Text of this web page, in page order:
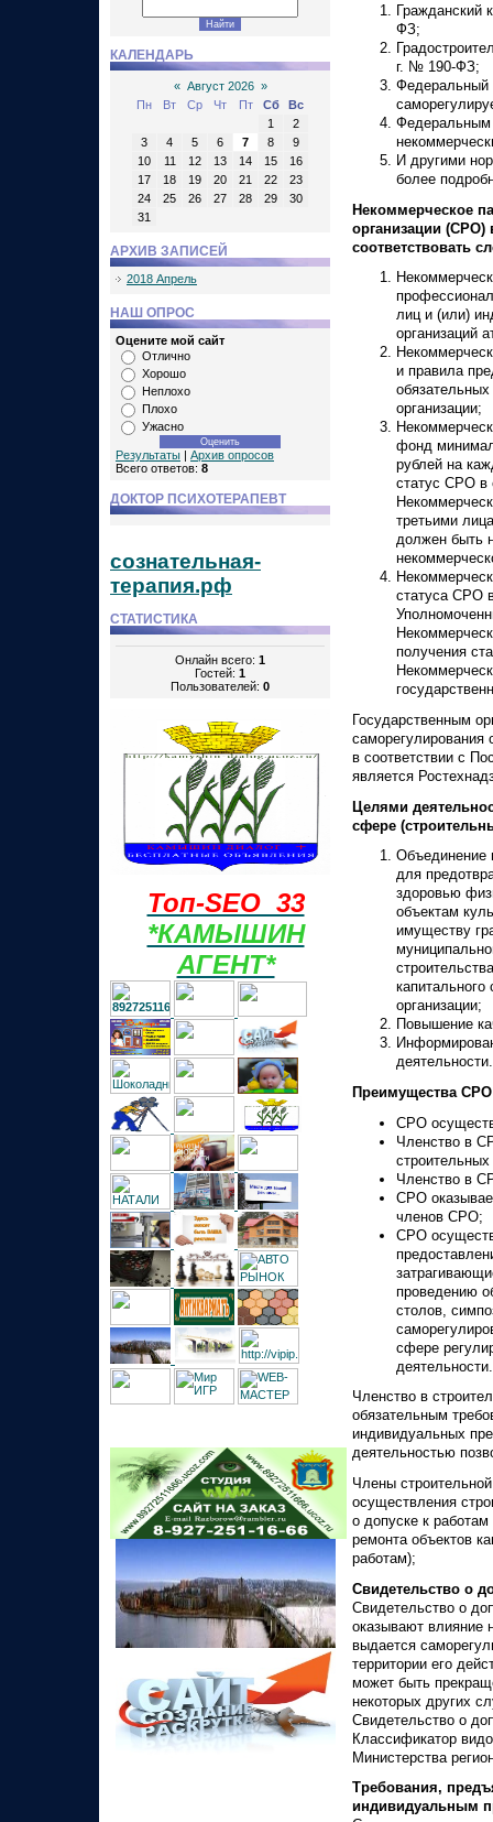
КАЛЕНДАРЬ
« Август 2026 »
Пн
Вт Ср Чт Пт Сб
Вс
1
2
3
4 5 6 7 8
9
10
11 12 13 14 15
16
17
18 19 20 21 22
23
24
25 26 27 28 29
30
31
АРХИВ ЗАПИСЕЙ
2018 Апрель
НАШ ОПРОС
Оцените мой сайт
Отлично
Хорошо
Неплохо
Плохо
Ужасно
Результаты | Архив опросов
Всего ответов: 8
ДОКТОР ПСИХОТЕРАПЕВТ
сознательная-
терапия.рф
СТАТИСТИКА
Онлайн всего: 1
Гостей: 1
Пользователей: 0
Топ-SEO 33
*КАМЫШИН
АГЕНТ*
Гражданский
ФЗ;
г. № 190-ФЗ;
Федеральный
Федеральным
И другими
более
Некоммерческое
организации (СРО)
соответствовать
лиц и (или)
организаций
и правила
организации;
фонд
рублей на
статус СРО в
третьими
должен быть
статуса СРО
получения
Государственным
саморегулирования
в соответствии с
является
Целями
сфере
Объединение
для
здоровью
объектам
имуществу
организации;
Повышение
деятельности.
Преимущества
СРО
Членство в
строительных
Членство в
СРО
членов СРО;
СРО
проведению
столов,
сфере
деятельности.
Членство в
обязательным
индивидуальных
деятельностью
Члены
осуществления
о допуске к работам
ремонта объектов
работам);
Свидетельство о
Свидетельство о
оказывают влияние
выдается
территории его
может быть
некоторых других
Свидетельство о
Классификатор
Министерства
Требования,
индивидуальным